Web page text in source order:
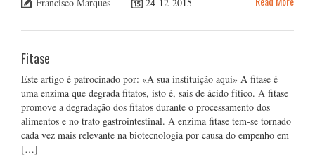
Fitase
Este artigo é patrocinado por: «A sua instituição aqui» A fitase é
uma enzima que degrada fitatos, isto é, sais de ácido fítico. A fitase
promove a degradação dos fitatos durante o processamento dos
alimentos e no trato gastrointestinal. A enzima fitase tem-se tornado
cada vez mais relevante na biotecnologia por causa do empenho em
[…]